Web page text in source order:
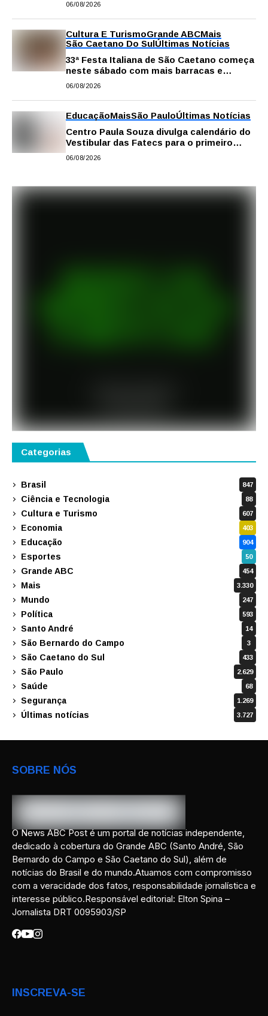
06/08/2026
Cultura E TurismoGrande ABCMais
São Caetano Do SulÚltimas Notícias
33ª Festa Italiana de São Caetano começa
neste sábado com mais barracas e
novidades em decoração e atrações
06/08/2026
EducaçãoMaisSão PauloÚltimas Notícias
Centro Paula Souza divulga calendário do
Vestibular das Fatecs para o primeiro
semestre de 2027
06/08/2026
Categorias
Brasil 847
Ciência e Tecnologia 88
Cultura e Turismo 607
Economia 403
Educação 904
Esportes 50
Grande ABC 454
Mais 3.330
Mundo 247
Política 593
Santo André 14
São Bernardo do Campo 3
São Caetano do Sul 433
São Paulo 2.629
Saúde 68
Segurança 1.269
Últimas notícias 3.727
SOBRE NÓS
O News ABC Post é um portal de notícias independente,
dedicado à cobertura do Grande ABC (Santo André, São
Bernardo do Campo e São Caetano do Sul), além de
notícias do Brasil e do mundo.Atuamos com compromisso
com a veracidade dos fatos, responsabilidade jornalística e
interesse público.Responsável editorial: Elton Spina –
Jornalista DRT 0095903/SP
INSCREVA-SE